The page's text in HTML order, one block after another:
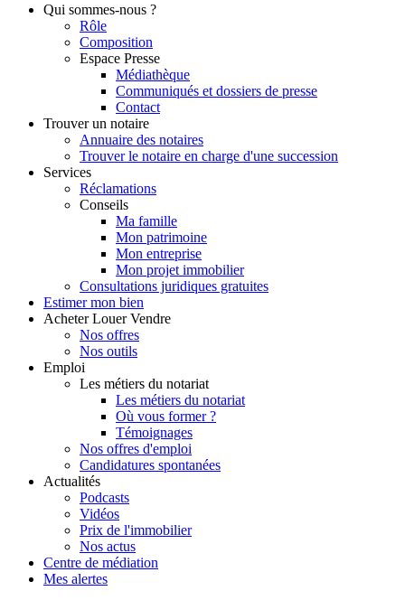
Qui sommes-nous ?
Rôle
Composition
Espace Presse
Médiathèque
Communiqués et dossiers de presse
Contact
Trouver un notaire
Annuaire des notaires
Trouver le notaire en charge d'une succession
Services
Réclamations
Conseils
Ma famille
Mon patrimoine
Mon entreprise
Mon projet immobilier
Consultations juridiques gratuites
Estimer mon bien
Acheter Louer Vendre
Nos offres
Nos outils
Emploi
Les métiers du notariat
Les métiers du notariat
Où vous former ?
Témoignages
Nos offres d'emploi
Candidatures spontanées
Actualités
Podcasts
Vidéos
Prix de l'immobilier
Nos actus
Centre de médiation
Mes alertes